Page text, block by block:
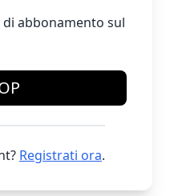
abbonamento sul
Registrati ora.